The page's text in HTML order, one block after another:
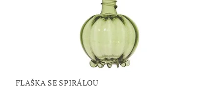
FLAŠKA SE SPIRÁLOU